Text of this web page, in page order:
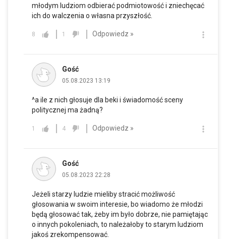
młodym ludziom odbierać podmiotowość i zniechęcać
ich do walczenia o własna przyszłość.
8 1 Odpowiedz »
Gość
05.08.2023 13:19
^a ile z nich głosuje dla beki i świadomość sceny
politycznej ma żadną?
1 4 Odpowiedz »
Gość
05.08.2023 22:28
Jeżeli starzy ludzie mieliby stracić możliwość
głosowania w swoim interesie, bo wiadomo że młodzi
będą głosować tak, żeby im było dobrze, nie pamiętając
o innych pokoleniach, to należałoby to starym ludziom
jakoś zrekompensować.